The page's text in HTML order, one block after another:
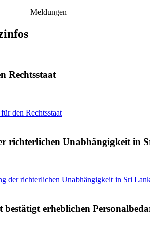
Meldungen
Rechtsstaat
den Rechtsstaat
richterlichen Unabhängigkeit in
der richterlichen Unabhängigkeit in Sri
bestätigt erheblichen